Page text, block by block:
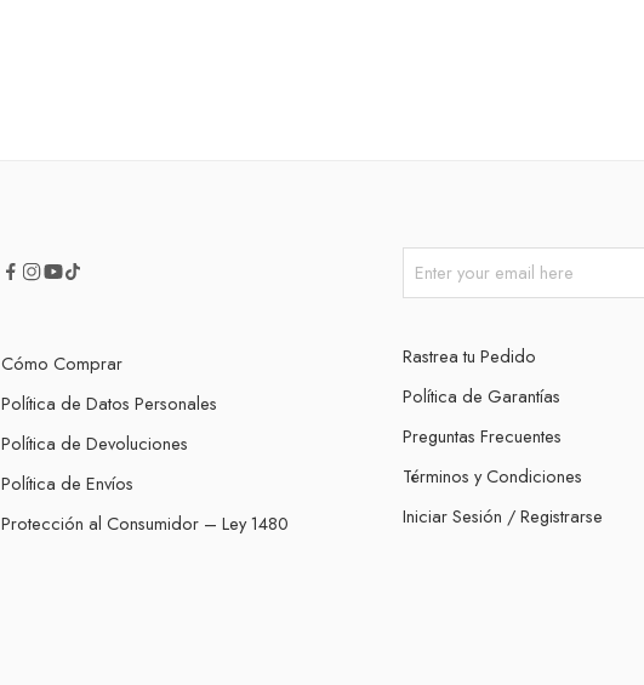
Cómo Comprar
Política de Datos Personales
Política de Devoluciones
Política de Envíos
Protección al Consumidor – Ley 1480
Rastrea tu Pedido
Política de Garantías
Preguntas Frecuentes
Términos y Condiciones
Iniciar Sesión / Registrarse